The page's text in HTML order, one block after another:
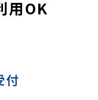
用OK
付